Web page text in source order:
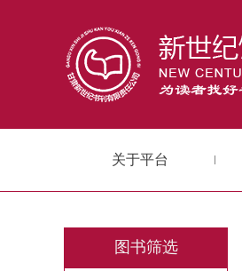
关于平台
图书筛选